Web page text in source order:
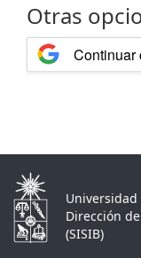
Otras
Continuar
Universidad
Dirección
(SISIB)